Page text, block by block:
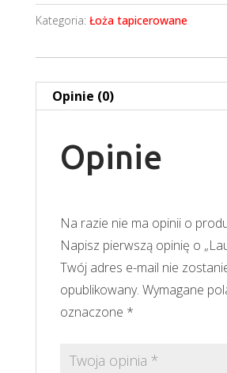
Kategoria: Łoża tapicerowane
Opinie (0)
Opinie
Na razie nie ma opinii o
Napisz pierwszą opinię o
Twój adres e-mail nie
opublikowany. Wymagane
oznaczone *